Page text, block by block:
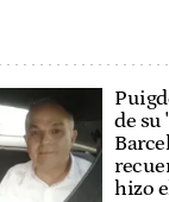
de su
hizo